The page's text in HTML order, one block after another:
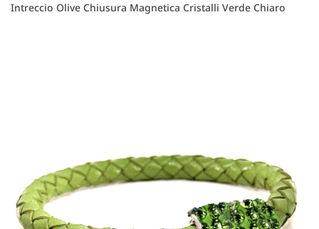
Intreccio Olive Chiusura Magnetica Cristalli Verde Chiaro